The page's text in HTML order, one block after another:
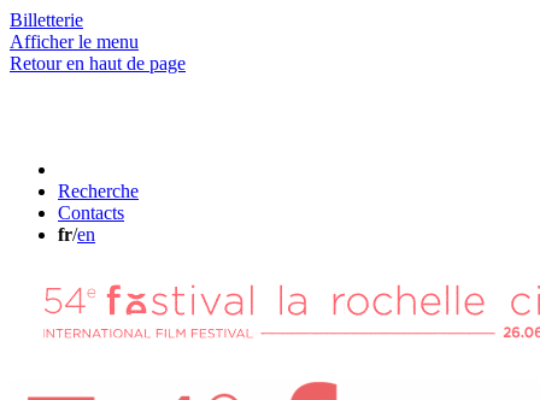
Billetterie
Afficher le menu
Retour en haut de page
Recherche
Contacts
fr/en